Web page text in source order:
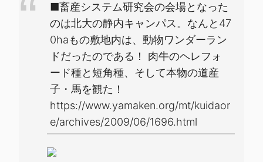
■畜産システム研究会の会場となった
のは北大の静内キャンパス。なんと47
0haもの敷地内は、動物ワンダーラン
ドだったのである！ 肉牛のヘレフォ
ード種と短角種、そして本物の道産
子・馬を観た！
https://www.yamaken.org/mt/kuidaor
e/archives/2009/06/1696.html